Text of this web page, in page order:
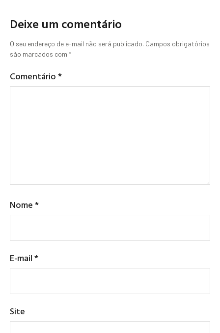
Deixe um comentário
O seu endereço de e-mail não será publicado. Campos obrigatórios
são marcados com *
Comentário*
Nome*
E-mail*
Site